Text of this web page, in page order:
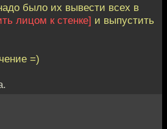
было их вывести всех в
лицом к стенке] и выпустить
=)